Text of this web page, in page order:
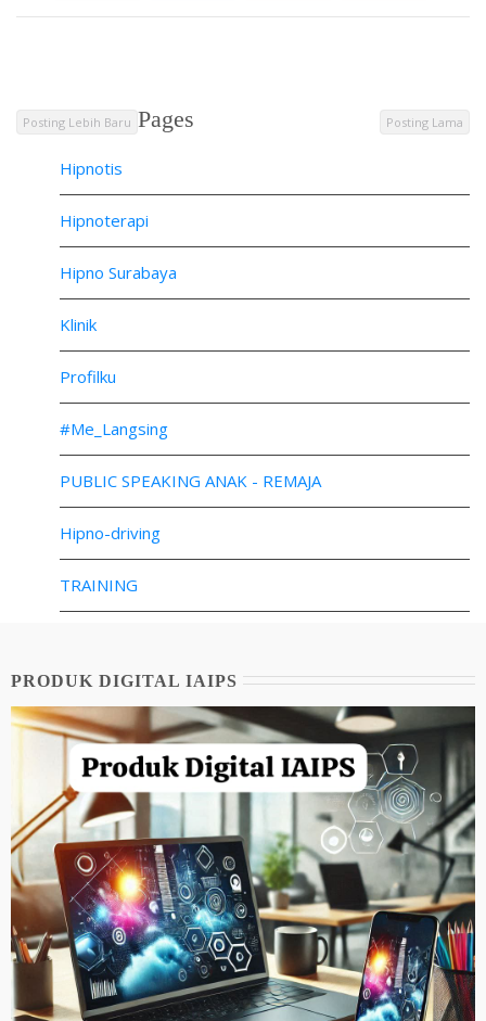
Posting Lebih Baru Posting Lama
Pages
Hipnotis
Hipnoterapi
Hipno Surabaya
Klinik
Profilku
#Me_Langsing
PUBLIC SPEAKING ANAK - REMAJA
Hipno-driving
TRAINING
PRODUK DIGITAL IAIPS